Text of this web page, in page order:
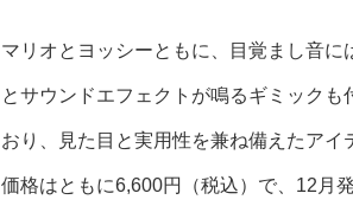
マリオとヨッシーともに、目覚まし音
とサウンドエフェクトが鳴るギミック
おり、見た目と実用性を兼ね備えたアイ
価格はともに6,600円（税込）で、12月